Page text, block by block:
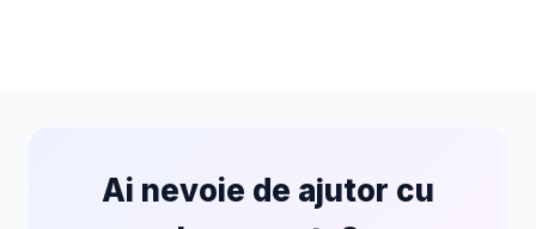
Ai nevoie de ajutor cu